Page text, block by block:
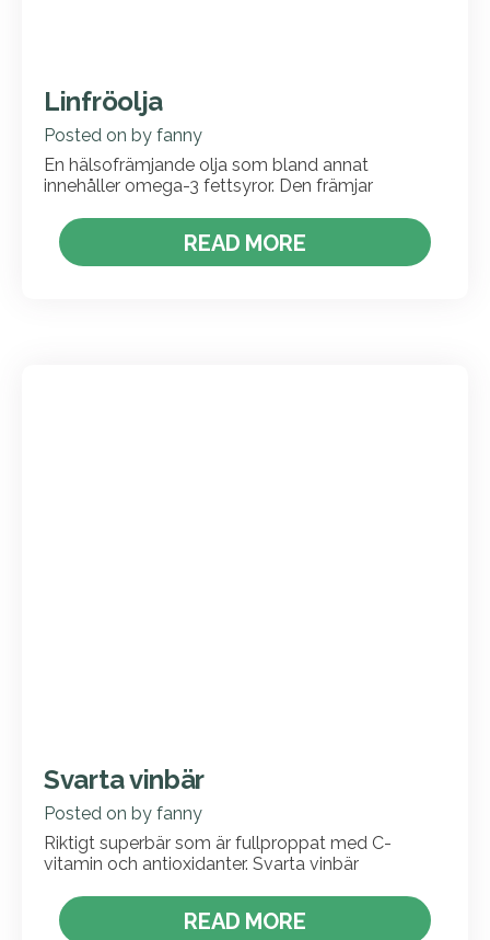
Linfröolja
Posted on by fanny
En hälsofrämjande olja som bland annat
innehåller omega-3 fettsyror. Den främjar
READ MORE
Svarta vinbär
Posted on by fanny
Riktigt superbär som är fullproppat med C-
vitamin och antioxidanter. Svarta vinbär
READ MORE